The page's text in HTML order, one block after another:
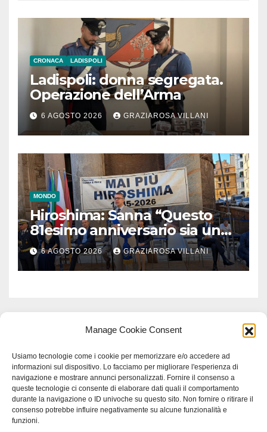
Manage Cookie Consent
Usiamo tecnologie come i cookie per memorizzare e/o accedere ad
informazioni sul dispositivo. Lo facciamo per migliorare l'esperienza di
navigazione e mostrare annunci personalizzati. Fornire il consenso a
queste tecnologie ci consente di elaborare dati quali il comportamento
durante la navigazione o ID univoche su questo sito. Non fornire o ritirare il
consenso potrebbe influire negativamente su alcune funzionalità e
funzioni.
CRONACA LADISPOLI
Ladispoli: donna segregata.
Operazione dell’Arma
6 AGOSTO 2026 GRAZIAROSA VILLANI
MONDO
Hiroshima: Sanna “Questo
81esimo anniversario sia un
monito per tutti”
6 AGOSTO 2026 GRAZIAROSA VILLANI